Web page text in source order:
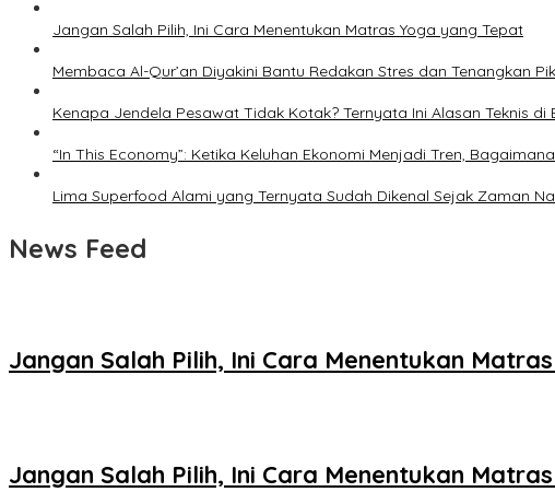
Jangan Salah Pilih, Ini Cara Menentukan Matras Yoga yang Tepat
Membaca Al-Qur’an Diyakini Bantu Redakan Stres dan Tenangkan
Kenapa Jendela Pesawat Tidak Kotak? Ternyata Ini Alasan Teknis di
“In This Economy”: Ketika Keluhan Ekonomi Menjadi Tren,
Lima Superfood Alami yang Ternyata Sudah Dikenal Sejak Zaman
News Feed
Jangan Salah Pilih, Ini Cara Menentukan
Jangan Salah Pilih, Ini Cara Menentukan